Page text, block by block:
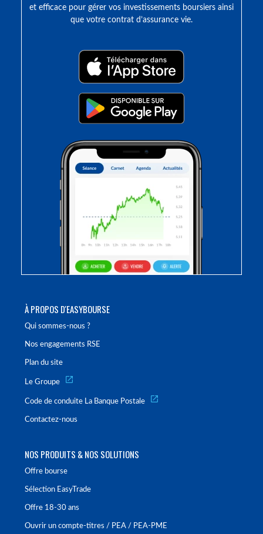
À PROPOS D'EASYBOURSE
Qui sommes-nous ?
Nos engagements RSE
Plan du site
Le Groupe
Code de conduite La Banque Postale
Contactez-nous
NOS PRODUITS & NOS SOLUTIONS
Offre bourse
Sélection EasyTrade
Offre 18-30 ans
Ouvrir un compte-titres / PEA / PEA-PME
et efficace pour gérer vos investissements boursiers ainsi
que votre contrat d’assurance vie.